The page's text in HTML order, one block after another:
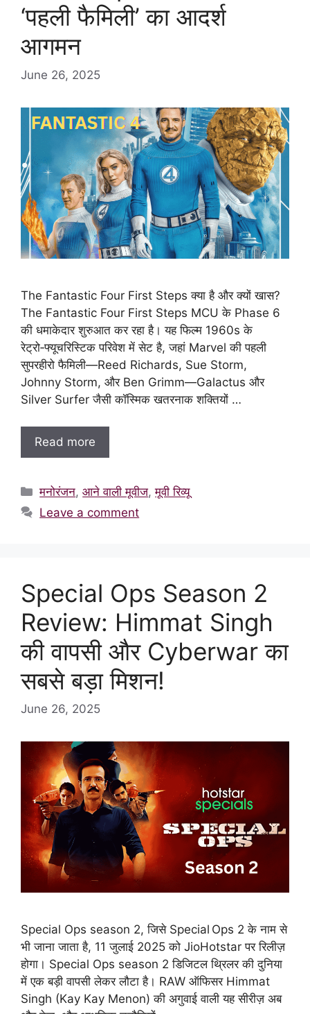
‘पहली फैमिली’ का आदर्श
आगमन
June 26, 2025
The Fantastic Four First Steps क्या है और क्यों खास?
The Fantastic Four First Steps MCU के Phase 6
की धमाकेदार शुरुआत कर रहा है। यह फिल्म 1960s के
रेट्रो‑फ्यूचरिस्टिक परिवेश में सेट है, जहां Marvel की पहली
सुपरहीरो फैमिली—Reed Richards, Sue Storm,
Johnny Storm, और Ben Grimm—Galactus और
Silver Surfer जैसी कॉस्मिक खतरनाक शक्तियों …
Read more
Categories
मनोरंजन,आने वाली मूवीज,मूवी रिव्यू
Leave a comment
Special Ops Season 2
Review: Himmat Singh
की वापसी और Cyberwar का
सबसे बड़ा मिशन!
June 26, 2025
Special Ops season 2, जिसे Special Ops 2 के नाम से
भी जाना जाता है, 11 जुलाई 2025 को JioHotstar पर रिलीज़
होगा। Special Ops season 2 डिजिटल थ्रिलर की दुनिया
में एक बड़ी वापसी लेकर लौटा है। RAW ऑफिसर Himmat
Singh (Kay Kay Menon) की अगुवाई वाली यह सीरीज़ अब